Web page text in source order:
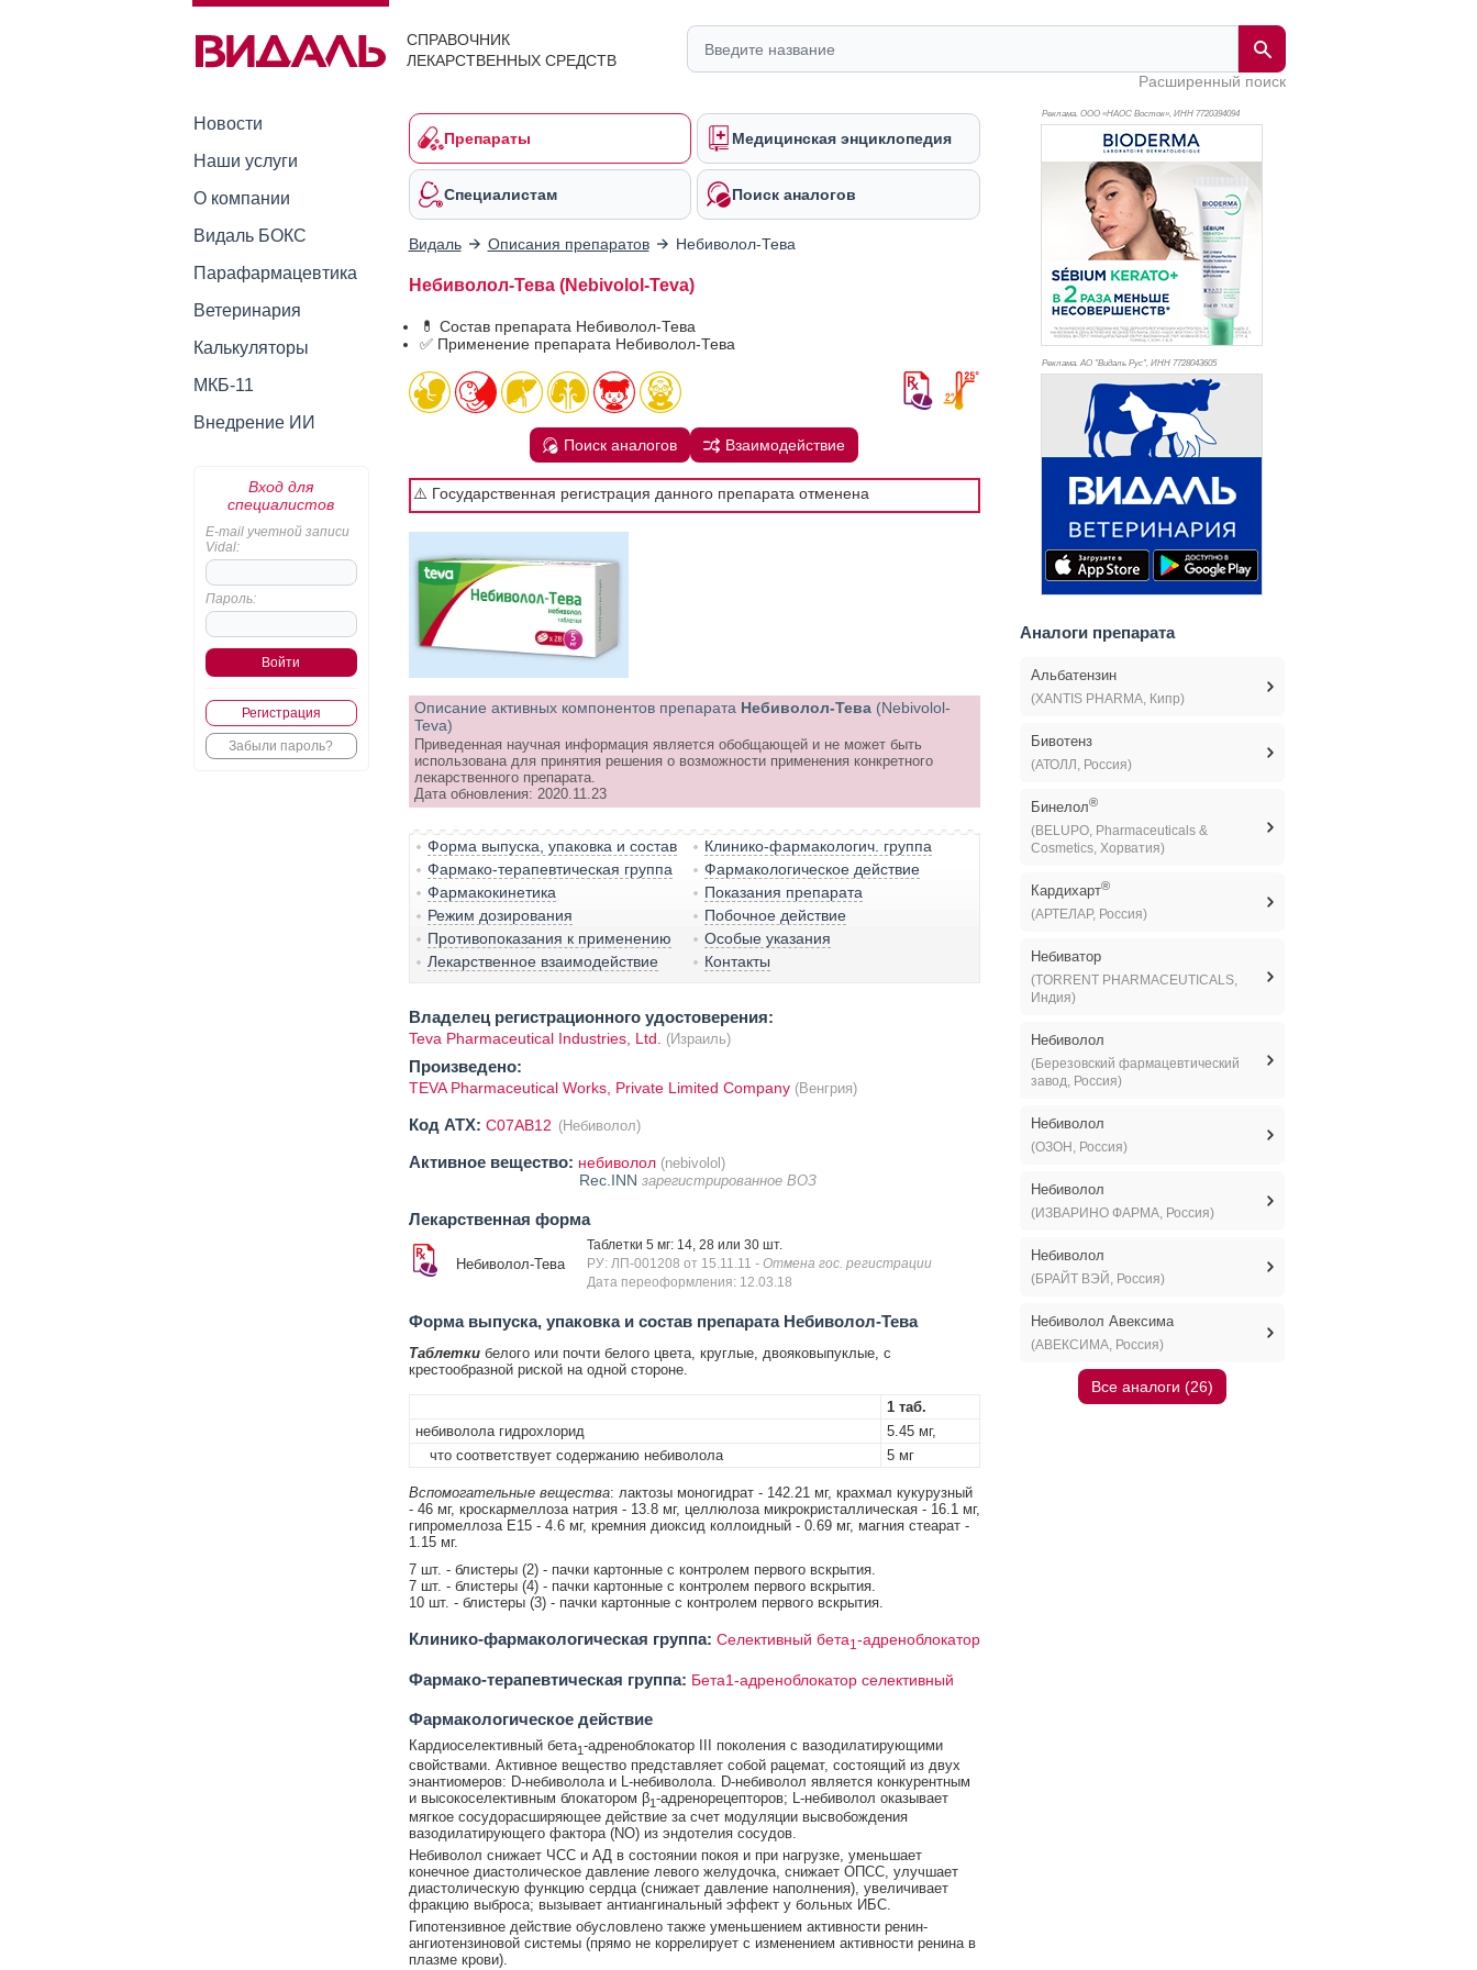
СПРАВОЧНИК
ЛЕКАРСТВЕННЫХ СРЕДСТВ
Расширенный поиск
Новости
Наши услуги
О компании
Видаль БОКС
Парафармацевтика
Ветеринария
Калькуляторы
МКБ-11
Внедрение ИИ
Вход для
специалистов
E-mail учетной записи
Vidal:
Пароль:
Регистрация
Забыли пароль?
Препараты Медицинская энциклопедия
Специалистам Поиск аналогов
Видаль Описания препаратов Небиволол-Тева
Небиволол-Тева (Nebivolol-Teva)
💊 Состав препарата Небиволол-Тева
✅ Применение препарата Небиволол-Тева
Поиск аналогов Взаимодействие
⚠️ Государственная регистрация данного препарата отменена
Описание активных компонентов препарата Небиволол-Тева (Nebivolol-
Teva)
Приведенная научная информация является обобщающей и не может быть
использована для принятия решения о возможности применения конкретного
лекарственного препарата.
Дата обновления: 2020.11.23
Форма выпуска, упаковка и состав
Клинико-фармакологич. группа
Фармако-терапевтическая группа
Фармакологическое действие
Фармакокинетика
Показания препарата
Режим дозирования
Побочное действие
Противопоказания к применению
Особые указания
Лекарственное взаимодействие
Контакты
Владелец регистрационного удостоверения:
Teva Pharmaceutical Industries, Ltd. (Израиль)
Произведено:
TEVA Pharmaceutical Works, Private Limited Company (Венгрия)
Код ATX: C07AB12 (Небиволол)
Активное вещество: небиволол (nebivolol)
Rec.INN зарегистрированное ВОЗ
Лекарственная форма
Небиволол-Тева
Таблетки 5 мг: 14, 28 или 30 шт.
РУ: ЛП-001208 от 15.11.11 - Отмена гос. регистрации
Дата переоформления: 12.03.18
Форма выпуска, упаковка и состав препарата Небиволол-Тева
Таблеткибелого или почти белого цвета, круглые, двояковыпуклые, с
крестообразной риской на одной стороне.
1 таб.
небиволола гидрохлорид
5.45 мг,
что соответствует содержанию небиволола
5 мг
Вспомогательные вещества: лактозы моногидрат - 142.21 мг, крахмал кукурузный
- 46 мг, кроскармеллоза натрия - 13.8 мг, целлюлоза микрокристаллическая - 16.1 мг,
гипромеллоза E15 - 4.6 мг, кремния диоксид коллоидный - 0.69 мг, магния стеарат -
1.15 мг.
7 шт. - блистеры (2) - пачки картонные с контролем первого вскрытия.
7 шт. - блистеры (4) - пачки картонные с контролем первого вскрытия.
10 шт. - блистеры (3) - пачки картонные с контролем первого вскрытия.
Клинико-фармакологическая группа: Селективный бета1 -адреноблокатор
Фармако-терапевтическая группа: Бета1-адреноблокатор селективный
Фармакологическое действие
Кардиоселективный бета1-адреноблокатор III поколения с вазодилатирующими
свойствами. Активное вещество представляет собой рацемат, состоящий из двух
энантиомеров: D-небиволола и L-небиволола. D-небиволол является конкурентным
и высокоселективным блокатором β1-адренорецепторов; L-небиволол оказывает
мягкое сосудорасширяющее действие за счет модуляции высвобождения
вазодилатирующего фактора (NO) из эндотелия сосудов.
Небиволол снижает ЧСС и АД в состоянии покоя и при нагрузке, уменьшает
конечное диастолическое давление левого желудочка, снижает ОПСС, улучшает
диастолическую функцию сердца (снижает давление наполнения), увеличивает
фракцию выброса; вызывает антиангинальный эффект у больных ИБС.
Гипотензивное действие обусловлено также уменьшением активности ренин-
ангиотензиновой системы (прямо не коррелирует с изменением активности ренина в
плазме крови).
Реклама. ООО «НАОС Восток», ИНН 7720394094
Реклама. АО "Видаль Рус", ИНН 7728043605
Аналоги препарата
Альбатензин
(XANTIS PHARMA, Кипр)
Бивотенз
(АТОЛЛ, Россия)
Бинелол®
(BELUPO, Pharmaceuticals &
Cosmetics, Хорватия)
Кардихарт®
(АРТЕЛАР, Россия)
Небиватор
(TORRENT PHARMACEUTICALS,
Индия)
Небиволол
(Березовский фармацевтический
завод, Россия)
Небиволол
(ОЗОН, Россия)
Небиволол
(ИЗВАРИНО ФАРМА, Россия)
Небиволол
(БРАЙТ ВЭЙ, Россия)
Небиволол Авексима
(АВЕКСИМА, Россия)
Все аналоги (26)